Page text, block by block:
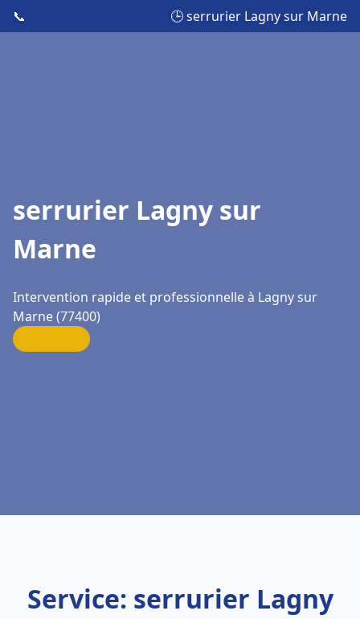
📞 🕒 serrurier Lagny sur Marne
serrurier Lagny sur
Marne
Intervention rapide et professionnelle à Lagny sur
Marne (77400)
Service: serrurier Lagny